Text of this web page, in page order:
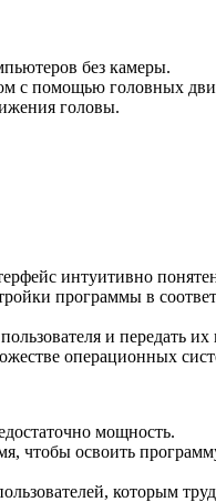
без камеры.
с помощью головных
головы.
интуитивно
программы в
и передать
операционных
мощность.
чтобы освоить
которым